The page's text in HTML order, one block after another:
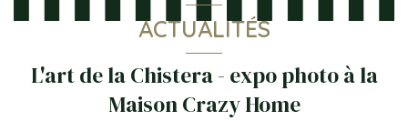
ACTUALITÉS
L'art de la Chistera - expo photo à la
Maison Crazy Home